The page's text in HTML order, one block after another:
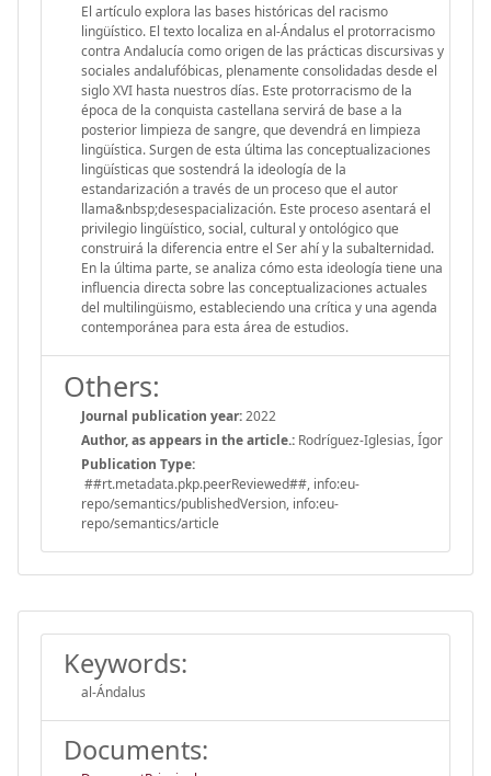
El artículo explora las bases históricas del racismo
lingüístico. El texto localiza en al-Ándalus el protorracismo
contra Andalucía como origen de las prácticas discursivas y
sociales andalufóbicas, plenamente consolidadas desde el
siglo XVI hasta nuestros días. Este protorracismo de la
época de la conquista castellana servirá de base a la
posterior limpieza de sangre, que devendrá en limpieza
lingüística. Surgen de esta última las conceptualizaciones
lingüísticas que sostendrá la ideología de la
estandarización a través de un proceso que el autor
llama&nbsp;desespacialización. Este proceso asentará el
privilegio lingüístico, social, cultural y ontológico que
construirá la diferencia entre el Ser ahí y la subalternidad.
En la última parte, se analiza cómo esta ideología tiene una
influencia directa sobre las conceptualizaciones actuales
del multilingüismo, estableciendo una crítica y una agenda
contemporánea para esta área de estudios.
Others:
Journal publication year:2022
Author, as appears in the article.: Rodríguez-Iglesias, Ígor
Publication Type:
##rt.metadata.pkp.peerReviewed##, info:eu-
repo/semantics/publishedVersion, info:eu-
repo/semantics/article
Keywords:
al-Ándalus
Documents: